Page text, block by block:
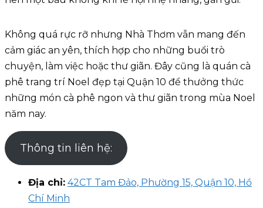
Không quá rực rỡ nhưng Nhà Thơm vẫn mang đến
cảm giác an yên, thích hợp cho những buổi trò
chuyện, làm việc hoặc thư giãn. Đây cũng là quán cà
phê trang trí Noel đẹp tại Quận 10 để thưởng thức
những món cà phê ngon và thư giãn trong mùa Noel
năm nay.
Thông tin liên hệ:
Địa chỉ: 42CT Tam Đảo, Phường 15, Quận 10, Hồ
Chí Minh